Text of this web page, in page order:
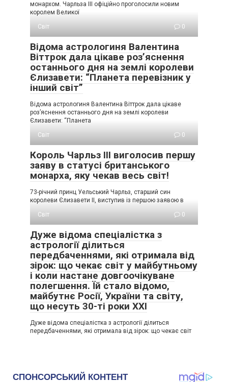
монархом. Чарльза III офіційно проголосили новим
королем Великої
Світ
0
Відома астрологиня Валентина
Віттрок дала цікаве роз’яснення
останнього дня на землі королеви
Єлизавети: “Планета перевізник у
інший світ”
Відома астрологиня Валентина Віттрок дала цікаве
роз’яснення останнього дня на землі королеви
Єлизавети: “Планета
Світ
0
Король Чарльз ІІІ виголосив першу
заяву в статусі британського
монарха, яку чекав весь світ!
73-річний принц Уельський Чарльз, старший син
королеви Єлизавети II, виступив із першою заявою в
Світ
0
Дуже відома спеціалістка з
астрології ділиться
передбаченнями, які отримала від
зірок: що чекає світ у майбутньому
і коли настане довгоочікуване
полегшення. Їй стало відомо,
майбутнє Росії, України та світу,
що несуть 30-ті роки XXI
Дуже відома спеціалістка з астрології ділиться
передбаченнями, які отримала від зірок: що чекає світ